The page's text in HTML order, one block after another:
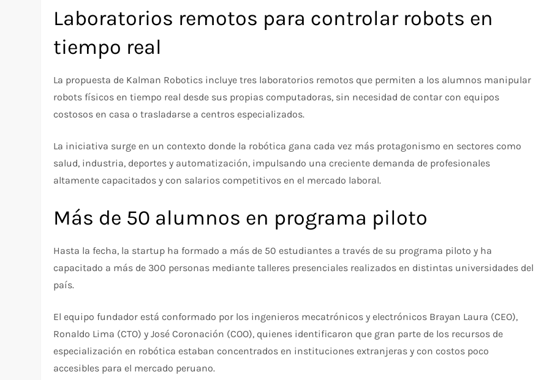
Laboratorios remotos para controlar robots en
tiempo real
La propuesta de Kalman Robotics incluye tres laboratorios remotos que permiten a los alumnos manipular
robots físicos en tiempo real desde sus propias computadoras, sin necesidad de contar con equipos
costosos en casa o trasladarse a centros especializados.
La iniciativa surge en un contexto donde la robótica gana cada vez más protagonismo en sectores como
salud, industria, deportes y automatización, impulsando una creciente demanda de profesionales
altamente capacitados y con salarios competitivos en el mercado laboral.
Más de 50 alumnos en programa piloto
Hasta la fecha, la startup ha formado a más de 50 estudiantes a través de su programa piloto y ha
capacitado a más de 300 personas mediante talleres presenciales realizados en distintas universidades del
país.
El equipo fundador está conformado por los ingenieros mecatrónicos y electrónicos Brayan Laura (CEO),
Ronaldo Lima (CTO) y José Coronación (COO), quienes identificaron que gran parte de los recursos de
especialización en robótica estaban concentrados en instituciones extranjeras y con costos poco
accesibles para el mercado peruano.